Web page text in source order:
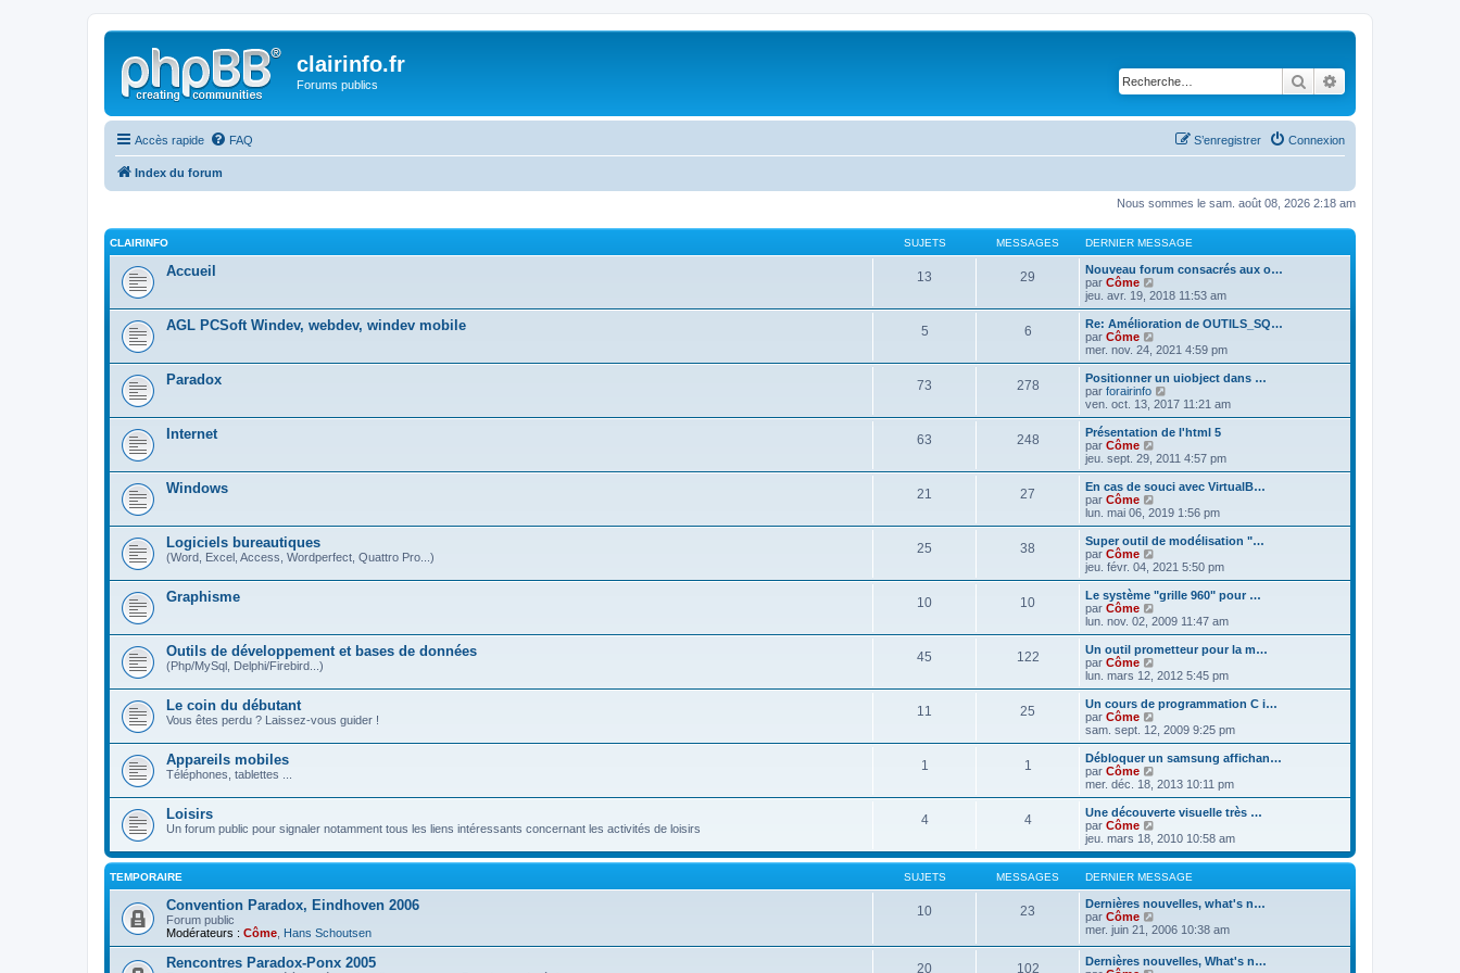
clairinfo.fr
Forums publics Rechercher
Accès rapide FAQ Connexion
S’enregistrer
Index du forum
Nous sommes le sam. août 08, 2026 2:18 am
CLAIRINFO SUJETS MESSAGES DERNIER MESSAGE
Accueil 13 29
Nouveau forum consacrés aux o…
par Côme
o
i
r
e
r
n
i
r
e
s
s
g
e
jeu. avr. 19, 2018 11:53 am
AGL PCSoft Windev, webdev, windev mobile 5 6
Re: Amélioration de OUTILS_SQ…
par Côme
o
i
r
l
e
r
n
i
r
e
s
s
g
e
mer. nov. 24, 2021 4:59 pm
Paradox 73 278
Positionner un uiobject dans …
par forairinfo
o
i
r
e
e
r
n
i
r
e
s
s
g
e
ven. oct. 13, 2017 11:21 am
Internet 63 248
Présentation de l'html 5
par Côme
o
i
r
e
e
r
n
i
r
e
s
s
g
e
jeu. sept. 29, 2011 4:57 pm
Windows 21 27
En cas de souci avec VirtualB…
par Côme
o
i
r
e
e
r
n
i
r
e
s
s
g
e
lun. mai 06, 2019 1:56 pm
Logiciels bureautiques
(Word, Excel, Access, Wordperfect, Quattro Pro...)
25 38
Super outil de modélisation "…
par Côme
o
i
r
e
r
n
i
r
e
s
s
g
e
jeu. févr. 04, 2021 5:50 pm
Graphisme 10 10
Le système "grille 960" pour …
par Côme
o
i
r
e
r
n
i
r
e
s
s
g
e
lun. nov. 02, 2009 11:47 am
Outils de développement et bases de données
(Php/MySql, Delphi/Firebird...)
45 122
Un outil prometteur pour la m…
par Côme
o
i
r
e
d
r
n
i
r
e
s
a
e
lun. mars 12, 2012 5:45 pm
Le coin du débutant
Vous êtes perdu ? Laissez-vous guider !
11 25
Un cours de programmation C i…
par Côme
o
i
r
e
r
n
i
e
r
m
s
s
a
g
e
sam. sept. 12, 2009 9:25 pm
Appareils mobiles
Téléphones, tablettes ...
1 1
Débloquer un samsung affichan…
par Côme
o
i
r
e
e
r
n
i
r
e
s
mer. déc. 18, 2013 10:11 pm
Loisirs
Un forum public pour signaler notamment tous les liens intéressants concernant les activités de loisirs
4 4
Une découverte visuelle très …
par Côme
o
i
r
l
e
d
r
e
jeu. mars 18, 2010 10:58 am
TEMPORAIRE SUJETS MESSAGES DERNIER MESSAGE
Convention Paradox, Eindhoven 2006
Forum public
Modérateurs : Côme Hans Schoutsen
10 23
Dernières nouvelles, what's n…
par Côme
o
l
mer. juin 21, 2006 10:38 am
Rencontres Paradox-Ponx 2005 20 102
Dernières nouvelles, What's n…